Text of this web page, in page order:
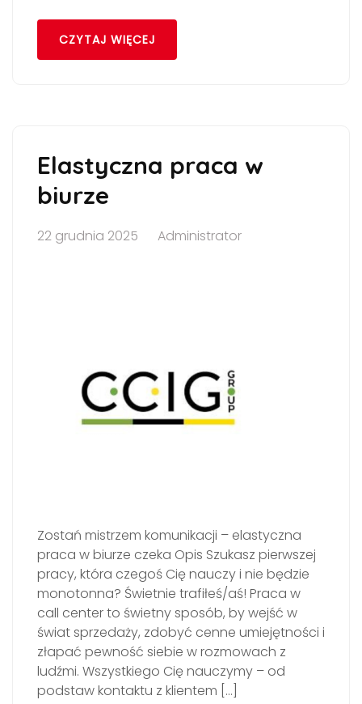
CZYTAJ WIĘCEJ
Elastyczna praca w
biurze
22 grudnia 2025 Administrator
Zostań mistrzem komunikacji – elastyczna
praca w biurze czeka Opis Szukasz pierwszej
pracy, która czegoś Cię nauczy i nie będzie
monotonna? Świetnie trafiłeś/aś! Praca w
call center to świetny sposób, by wejść w
świat sprzedaży, zdobyć cenne umiejętności i
złapać pewność siebie w rozmowach z
ludźmi. Wszystkiego Cię nauczymy – od
podstaw kontaktu z klientem […]